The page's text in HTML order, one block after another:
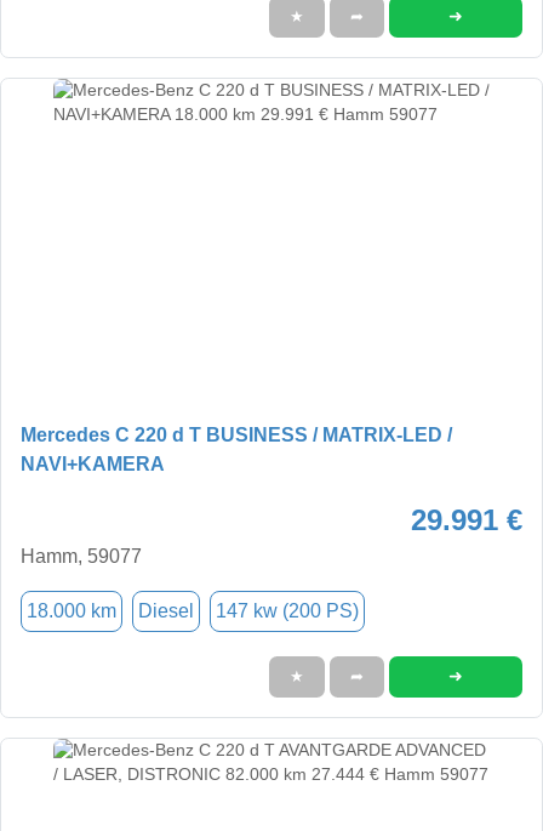
★ ➦ ➜
Mercedes C 220 d T BUSINESS / MATRIX-LED /
NAVI+KAMERA
29.991 €
Hamm, 59077
18.000 km Diesel 147 kw (200 PS)
★ ➦ ➜